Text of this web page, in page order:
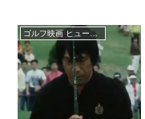
ゴルフ映画 ヒューマンドラマ